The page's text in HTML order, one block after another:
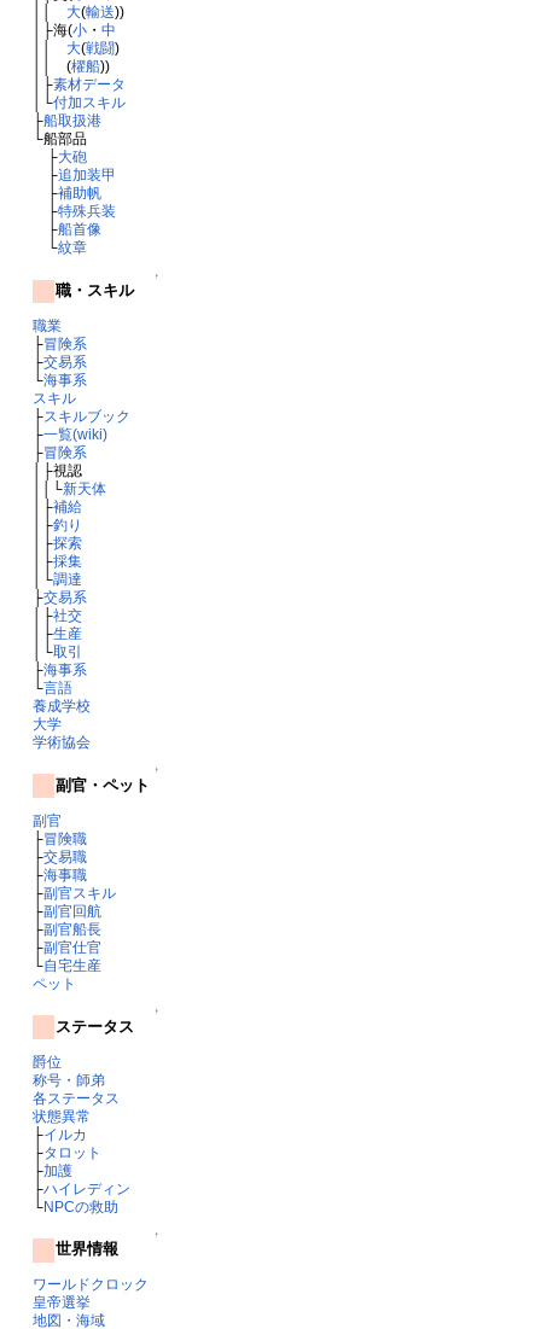
大(輸送))
│├海(小・ 中
大(戦闘)
││ (櫂船))
│├素材データ
│└付加スキル
├船取扱港
└船部品
├大砲
├追加装甲
├補助帆
├特殊兵装
├船首像
└紋章
↑
職・スキル
職業
├冒険系
├交易系
└海事系
スキル
├スキルブック
├一覧(wiki)
├冒険系
│├視認
││└新天体
│├補給
│├釣り
│├探索
│├採集
│└調達
├交易系
│├社交
│├生産
│└取引
├海事系
└言語
養成学校
大学
学術協会
↑
副官・ペット
副官
├冒険職
├交易職
├海事職
├副官スキル
├副官回航
├副官船長
├副官仕官
└自宅生産
ペット
↑
ステータス
爵位
称号・師弟
各ステータス
状態異常
├イルカ
├タロット
├加護
├ハイレディン
└NPCの救助
↑
世界情報
ワールドクロック
皇帝選挙
地図・海域